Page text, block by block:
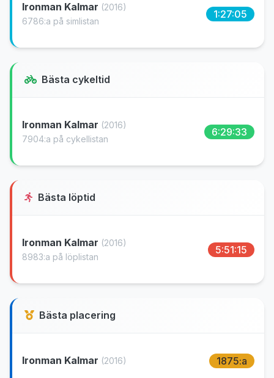
Ironman Kalmar (2016)
6786:a på simlistan
1:27:05
Bästa cykeltid
Ironman Kalmar (2016)
7904:a på cykellistan
6:29:33
Bästa löptid
Ironman Kalmar (2016)
8983:a på löplistan
5:51:15
Bästa placering
Ironman Kalmar (2016) 1875:a